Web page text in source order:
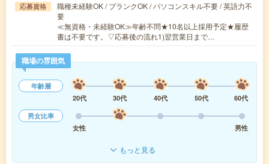
応募資格
職種未経験OK / ブランクOK / パソコンスキル不要 / 英語力不
要
≪無資格・未経験OK≫年齢不問★10名以上採用予定★履歴
書は不要です。▽応募後の流れ1)翌営業日まで…
職場の雰囲気
年齢層
20代
30代 40代 50代
60代
男女比率
女性
男性
もっと見る